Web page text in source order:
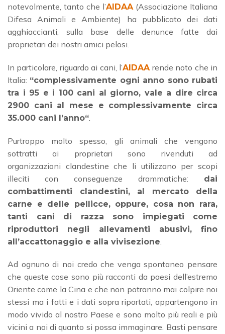
notevolmente, tanto che l’AIDAA(Associazione Italiana
Difesa Animali e Ambiente) ha pubblicato dei dati
agghiaccianti, sulla base delle denunce fatte dai
proprietari dei nostri amici pelosi.
In particolare, riguardo ai cani, l’AIDAA rende noto che in
Italia: “complessivamente ogni anno sono rubati
tra i 95 e i 100 cani al giorno, vale a dire circa
2900 cani al mese e complessivamente circa
35.000 cani l’anno“
Purtroppo molto spesso, gli animali che vengono
sottratti ai proprietari sono rivenduti ad
organizzazioni clandestine che li utilizzano per scopi
illeciti con conseguenze drammatiche: dai
combattimenti clandestini, al mercato della
carne e delle pellicce, oppure, cosa non rara,
tanti cani di razza sono impiegati come
riproduttori negli allevamenti abusivi, fino
all’accattonaggio e alla vivisezione
Ad ognuno di noi credo che venga spontaneo pensare
che queste cose sono più racconti da paesi dell’estremo
Oriente come la Cina e che non potranno mai colpire noi
stessi ma i fatti e i dati sopra riportati, appartengono in
modo vivido al nostro Paese e sono molto più reali e più
vicini a noi di quanto si possa immaginare. Basti pensare